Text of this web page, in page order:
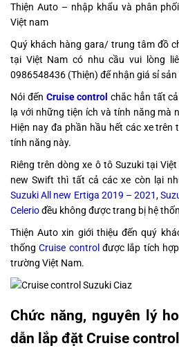
Thiện Auto – nhập khẩu và phân
Việt nam
Quý khách hàng gara/ trung tâm đồ
tại Việt Nam có nhu cầu vui lòng
0986548436 (Thiện) để nhận giá sỉ sản
Nói đến Cruise control chắc hẳn tất
lạ với những tiện ích và tính năng mà
Hiện nay đa phần hầu hết các xe
tính năng này.
Riêng trên dòng xe ô tô Suzuki tại Việt
new Swift thì tất cả các xe còn lại
Suzuki All new Ertiga 2019 – 2021,
Celeriođều không được trang bị hệ
Thiện Auto xin giới thiệu đến quý
thốngCruise control được lắp tích
trường Việt Nam.
Chức năng, nguyên lý
dẫn lắp đặt Cruise